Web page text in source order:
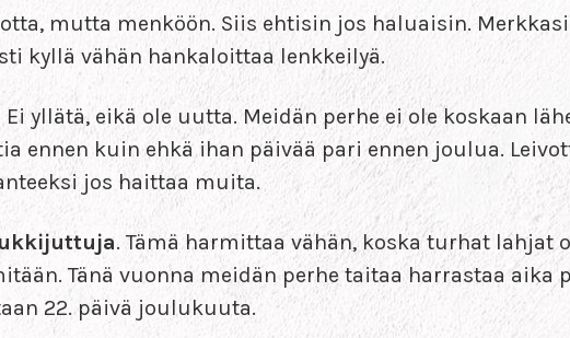
mutta menköön. Siis ehtisin jos haluaisin.
kyllä vähän hankaloittaa lenkkeilyä.
Ei yllätä, eikä ole uutta. Meidän perhe ei ole koskaan
ennen kuin ehkä ihan päivää pari ennen joulua.
jos haittaa muita.
. Tämä harmittaa vähän, koska turhat lahjat
Tänä vuonna meidän perhe taitaa harrastaa aika
22. päivä joulukuuta.